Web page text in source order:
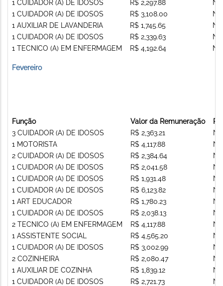
1 CUIDADOR (A) DE IDOSOS
1 CUIDADOR (A) DE IDOSOS
1 AUXILIAR DE LAVANDERIA
1 CUIDADOR (A) DE IDOSOS
1 TECNICO (A) EM ENFERMAGEM
R$ 2,297.88
R$ 3,108.00
R$ 1,745.65
R$ 2,339.63
R$ 4,192.64
Fevereiro
Função
3 CUIDADOR (A) DE IDOSOS
1 MOTORISTA
2 CUIDADOR (A) DE IDOSOS
1 CUIDADOR (A) DE IDOSOS
1 CUIDADOR (A) DE IDOSOS
1 CUIDADOR (A) DE IDOSOS
1 ART EDUCADOR
1 CUIDADOR (A) DE IDOSOS
2 TECNICO (A) EM ENFERMAGEM
1 ASSISTENTE SOCIAL
1 CUIDADOR (A) DE IDOSOS
2 COZINHEIRA
1 AUXILIAR DE COZINHA
1 CUIDADOR (A) DE IDOSOS
Valor da Remuneração
R$ 2,363.21
R$ 4,117.88
R$ 2,384.64
R$ 2,041.58
R$ 1,931.48
R$ 6,123.82
R$ 1,780.23
R$ 2,038.13
R$ 4,117.88
R$ 4,565.20
R$ 3,002.99
R$ 2,080.47
R$ 1,839.12
R$ 2,721.73